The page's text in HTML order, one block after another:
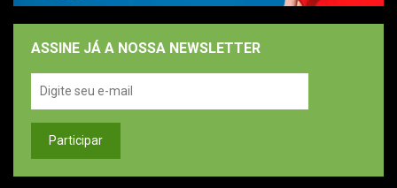
ASSINE JÁ A NOSSA NEWSLETTER